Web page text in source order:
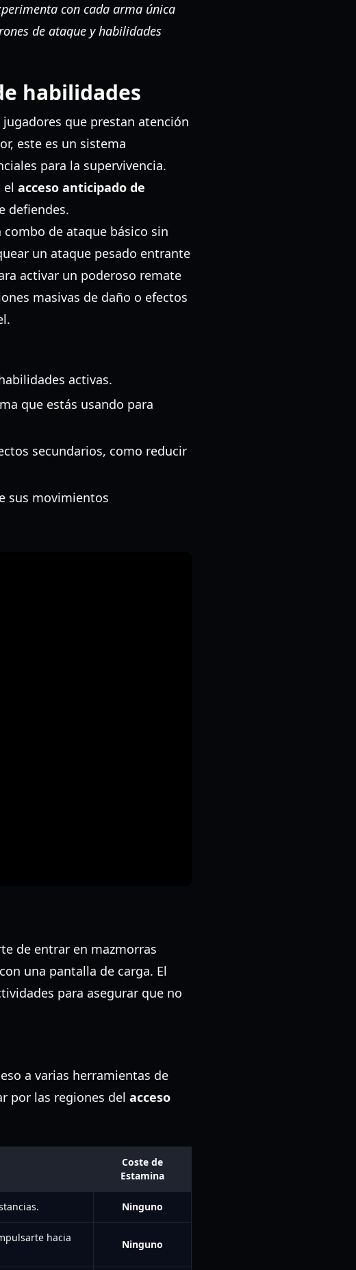
con cada arma única
de ataque y habilidades
habilidades
que prestan atención
este es un sistema
para la supervivencia.
el acceso anticipado de
defiendes.
de ataque básico sin
un ataque pesado entrante
activar un poderoso remate
masivas de daño o efectos
activas.
que estás usando para
secundarios, como reducir
sus movimientos
de entrar en mazmorras
una pantalla de carga. El
para asegurar que no
a varias herramientas de
por las regiones del acceso
Coste de
Estamina
Ninguno
hacia
Ninguno